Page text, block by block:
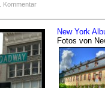
Kommentar
New York
Fotos von